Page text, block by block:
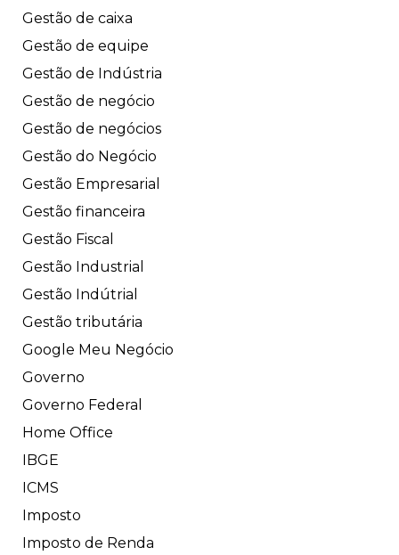
Gestão de caixa
Gestão de equipe
Gestão de Indústria
Gestão de negócio
Gestão de negócios
Gestão do Negócio
Gestão Empresarial
Gestão financeira
Gestão Fiscal
Gestão Industrial
Gestão Indútrial
Gestão tributária
Google Meu Negócio
Governo
Governo Federal
Home Office
IBGE
ICMS
Imposto
Imposto de Renda